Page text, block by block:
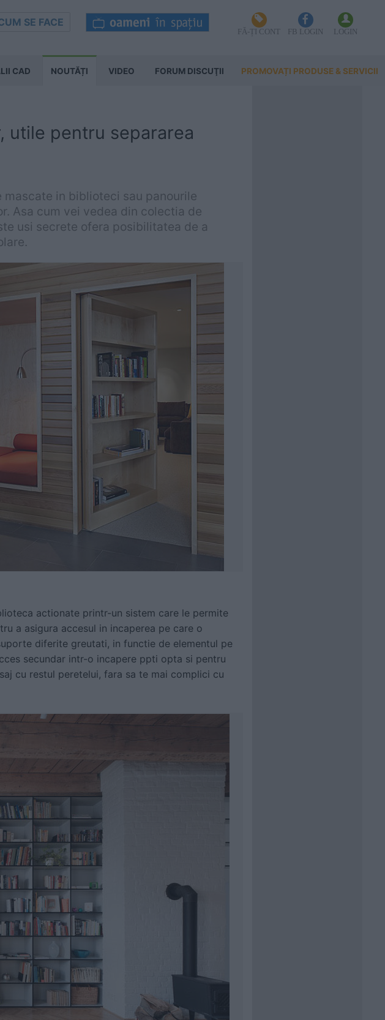
SE FACE
FĂ-ȚI CONT FB LOGIN LOGIN
CAD NOUTĂȚI VIDEO FORUM DISCUŢII PROMOVAȚI PRODUSE & SERVICII
utile pentru separarea
in biblioteci sau panourile
Asa cum vei vedea din colectia de
usi secrete ofera posibilitatea de a
actionate printr-un sistem care le permite
a asigura accesul in incaperea pe care o
diferite greutati, in functie de elementul pe
secundar intr-o incapere ppti opta si pentru
cu restul peretelui, fara sa te mai complici cu